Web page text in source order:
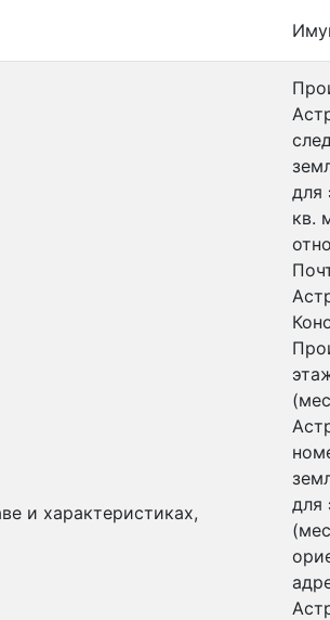
и характеристиках,
для
кв.
для